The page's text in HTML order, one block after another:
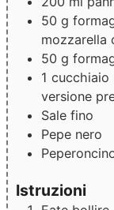
50 g
mozzarella
50 g
1 cucchiaio
versione
Sale fino
Pepe nero
Istruzioni